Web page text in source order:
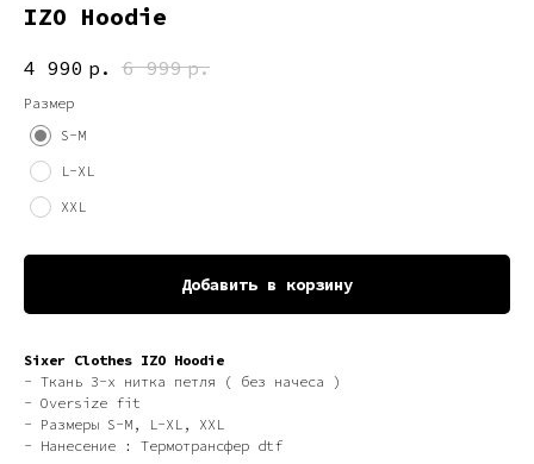
IZO Hoodie
4 990 р. 6 999 р.
Размер
S-M
L-XL
XXL
Добавить в корзину
Sixer Clothes IZO Hoodie
- Ткань 3-х нитка петля ( без начеса )
- Oversize fit
- Размеры S-M, L-XL, XXL
- Нанесение : Термотрансфер dtf